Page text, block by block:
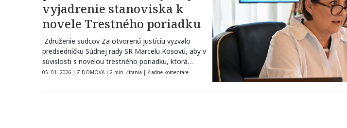
vyjadrenie stanoviska k
novele Trestného poriadku
Združenie sudcov Za otvorenú justíciu vyzvalo
predsedníčku Súdnej rady SR Marcelu Kosovú, aby v
súvislosti s novelou trestného poriadku, ktorá…
05. 01. 2026 | Z DOMOVA | 2 min. čítania | Žiadne komentáre